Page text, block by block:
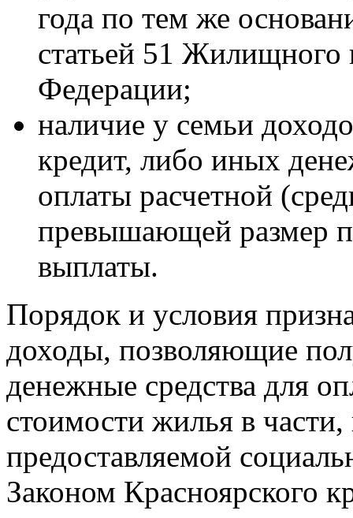
года по тем же
статьей 51 Жилищного
Федерации;
наличие у семьи
кредит, либо иных
оплаты расчетной
превышающей размер
выплаты.
Порядок и условия
доходы, позволяющие
денежные средства для
стоимости жилья в
предоставляемой
Законом Красноярского